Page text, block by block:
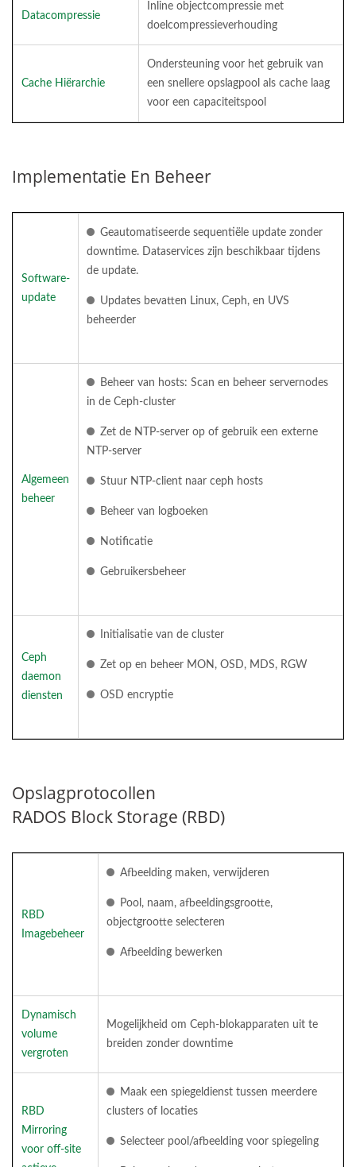
Datacompressie
Inline objectcompressie met
doelcompressieverhouding
Cache Hiërarchie
Ondersteuning voor het gebruik van
een snellere opslagpool als cache laag
voor een capaciteitspool
Implementatie En Beheer
Software-
update
Geautomatiseerde sequentiële update zonder
downtime. Dataservices zijn beschikbaar tijdens
de update.
Updates bevatten Linux, Ceph, en UVS
beheerder
Algemeen
beheer
Beheer van hosts: Scan en beheer servernodes
in de Ceph-cluster
Zet de NTP-server op of gebruik een externe
NTP-server
Stuur NTP-client naar ceph hosts
Beheer van logboeken
Notificatie
Gebruikersbeheer
Ceph
daemon
diensten
Initialisatie van de cluster
Zet op en beheer MON, OSD, MDS, RGW
OSD encryptie
Opslagprotocollen
RADOS Block Storage (RBD)
RBD
Imagebeheer
Afbeelding maken, verwijderen
Pool, naam, afbeeldingsgrootte,
objectgrootte selecteren
Afbeelding bewerken
Dynamisch
volume
vergroten
Mogelijkheid om Ceph-blokapparaten uit te
breiden zonder downtime
RBD
Mirroring
voor off-site
Maak een spiegeldienst tussen meerdere
clusters of locaties
Selecteer pool/afbeelding voor spiegeling